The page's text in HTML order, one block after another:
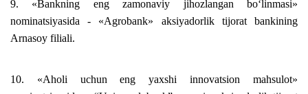
9. «Bankning eng zamonaviy jihozlangan bo‘linmasi»
nominatsiyasida - «Agrobank» aksiyadorlik tijorat bankining
Arnasoy filiali.
10. «Aholi uchun eng yaxshi innovatsion mahsulot»